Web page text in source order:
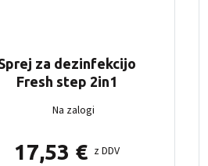
za dezinfekcijo
Fresh step 2in1
Na zalogi
17,53 € z DDV